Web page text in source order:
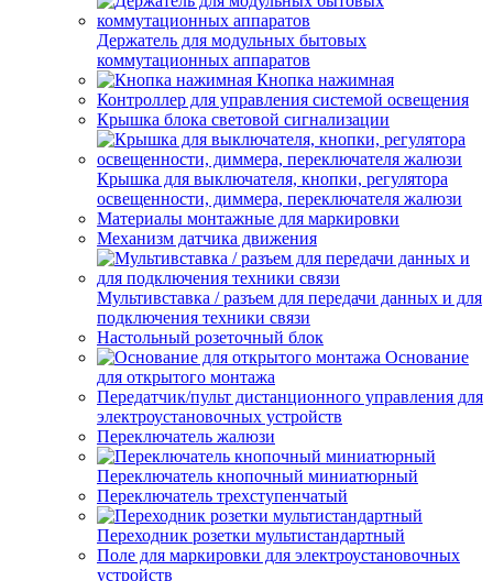
Держатель для модульных бытовых
коммутационных аппаратов
Кнопка нажимная
Контроллер для управления системой освещения
Крышка блока световой сигнализации
Крышка для выключателя, кнопки, регулятора
освещенности, диммера, переключателя жалюзи
Материалы монтажные для маркировки
Механизм датчика движения
Мультивставка / разъем для передачи данных и для
подключения техники связи
Настольный розеточный блок
Основание
для открытого монтажа
Передатчик/пульт дистанционного управления для
электроустановочных устройств
Переключатель жалюзи
Переключатель кнопочный миниатюрный
Переключатель трехступенчатый
Переходник розетки мультистандартный
Поле для маркировки для электроустановочных
устройств